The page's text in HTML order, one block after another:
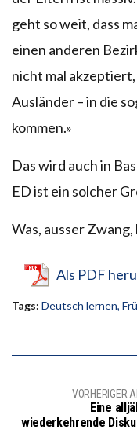
geht so weit, dass
einen anderen
nicht mal akzeptiert,
Ausländer – in die
kommen.»
Das wird auch in
ED ist ein solcher
Was, ausser
Als PDF
Tags: Deutsch lernen,
VORHERIGER
Eine
wiederkehrende